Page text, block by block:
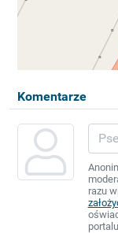
Komentarze
razu